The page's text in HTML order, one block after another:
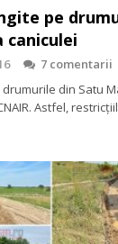
pe
caniculei
7 comentarii
din Satu
Astfel,